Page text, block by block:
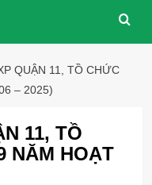
QUẬN 11, TỒ CHỨC
– 2025)
11, TỒ
NĂM HOẠT